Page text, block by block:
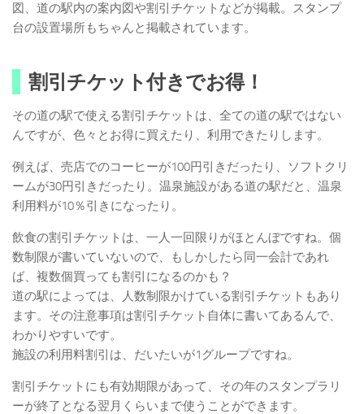
図、道の駅内の案内図や割引チケットなどが掲載。スタンプ
台の設置場所もちゃんと掲載されています。
割引チケット付きでお得！
その道の駅で使える割引チケットは、全ての道の駅ではない
んですが、色々とお得に買えたり、利用できたりします。
例えば、売店でのコーヒーが100円引きだったり、ソフトクリ
ームが30円引きだったり。温泉施設がある道の駅だと、温泉
利用料が10％引きになったり。
飲食の割引チケットは、一人一回限りがほとんぼですね。個
数制限が書いていないので、もしかしたら同一会計であれ
ば、複数個買っても割引になるのかも？
道の駅によっては、人数制限かけている割引チケットもあり
ます。その注意事項は割引チケット自体に書いてあるんで、
わかりやすいです。
施設の利用料割引は、だいたいが1グループですね。
割引チケットにも有効期限があって、その年のスタンプラリ
ーが終了となる翌月くらいまで使うことができます。